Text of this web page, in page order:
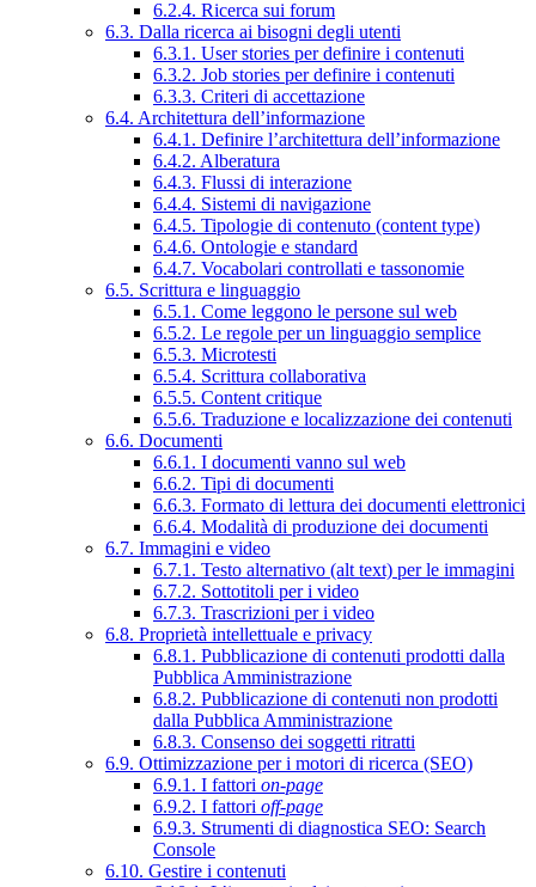
6.2.4. Ricerca sui forum
6.3. Dalla ricerca ai bisogni degli utenti
6.3.1. User stories per definire i contenuti
6.3.2. Job stories per definire i contenuti
6.3.3. Criteri di accettazione
6.4. Architettura dell’informazione
6.4.1. Definire l’architettura dell’informazione
6.4.2. Alberatura
6.4.3. Flussi di interazione
6.4.4. Sistemi di navigazione
6.4.5. Tipologie di contenuto (content type)
6.4.6. Ontologie e standard
6.4.7. Vocabolari controllati e tassonomie
6.5. Scrittura e linguaggio
6.5.1. Come leggono le persone sul web
6.5.2. Le regole per un linguaggio semplice
6.5.3. Microtesti
6.5.4. Scrittura collaborativa
6.5.5. Content critique
6.5.6. Traduzione e localizzazione dei contenuti
6.6. Documenti
6.6.1. I documenti vanno sul web
6.6.2. Tipi di documenti
6.6.3. Formato di lettura dei documenti elettronici
6.6.4. Modalità di produzione dei documenti
6.7. Immagini e video
6.7.1. Testo alternativo (alt text) per le immagini
6.7.2. Sottotitoli per i video
6.7.3. Trascrizioni per i video
6.8. Proprietà intellettuale e privacy
6.8.1. Pubblicazione di contenuti prodotti dalla
Pubblica Amministrazione
6.8.2. Pubblicazione di contenuti non prodotti
dalla Pubblica Amministrazione
6.8.3. Consenso dei soggetti ritratti
6.9. Ottimizzazione per i motori di ricerca (SEO)
6.9.1. I fattori on-page
6.9.2. I fattori off-page
6.9.3. Strumenti di diagnostica SEO: Search
Console
6.10. Gestire i contenuti